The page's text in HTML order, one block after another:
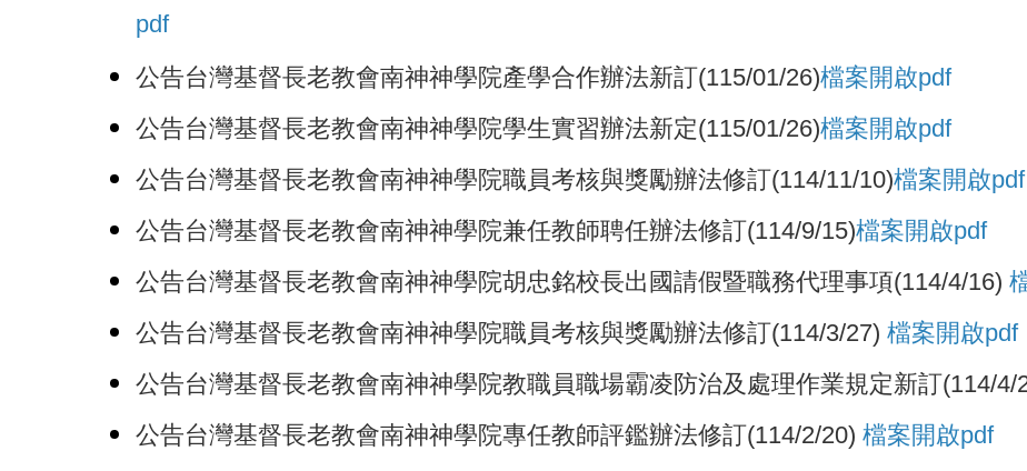
pdf
公告台灣基督長老教會南神神學院產學合作辦法新訂(115/01/26)檔案開啟pdf
公告台灣基督長老教會南神神學院學生實習辦法新定(115/01/26)檔案開啟pdf
公告台灣基督長老教會南神神學院職員考核與獎勵辦法修訂(114/11/10)檔案開啟pdf
公告台灣基督長老教會南神神學院兼任教師聘任辦法修訂(114/9/15)檔案開啟pdf
公告台灣基督長老教會南神神學院胡忠銘校長出國請假暨職務代理事項(114/4/16)
公告台灣基督長老教會南神神學院職員考核與獎勵辦法修訂(114/3/27)檔案開啟pdf
公告台灣基督長老教會南神神學院教職員職場霸凌防治及處理作業規定新訂(114/
公告台灣基督長老教會南神神學院專任教師評鑑辦法修訂(114/2/20)檔案開啟pdf